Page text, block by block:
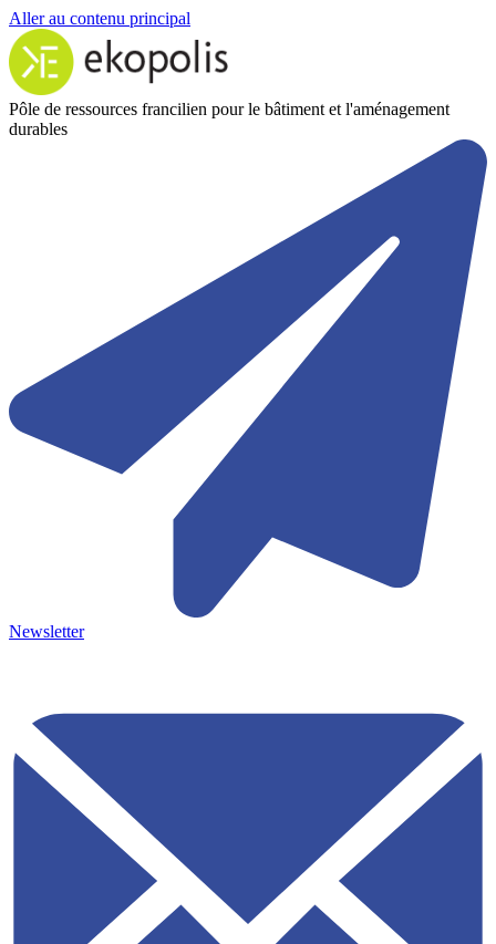
Aller au contenu principal
Pôle de ressources francilien pour le bâtiment et l'aménagement
durables
Newsletter